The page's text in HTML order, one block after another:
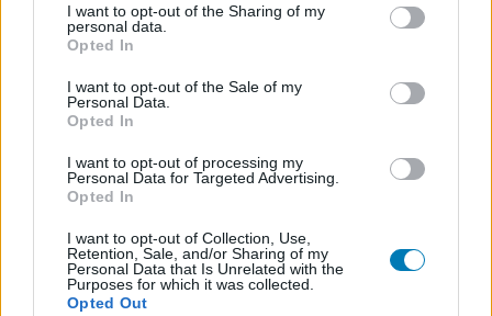
not limited to your visit or usage behaviour. You may click to
grant or deny consent to Google and its third-party tags to
use your data for below specified purposes in below Google
consent section.
I want to opt-out of the Sharing of my
personal data.
Opted In
I want to opt-out of the Sale of my
Personal Data.
Opted In
I want to opt-out of processing my
Personal Data for Targeted Advertising.
Opted In
I want to opt-out of Collection, Use,
Retention, Sale, and/or Sharing of my
Personal Data that Is Unrelated with the
Purposes for which it was collected.
Opted Out
Az anyanyelvünkön szólhat hozzánk a magyar